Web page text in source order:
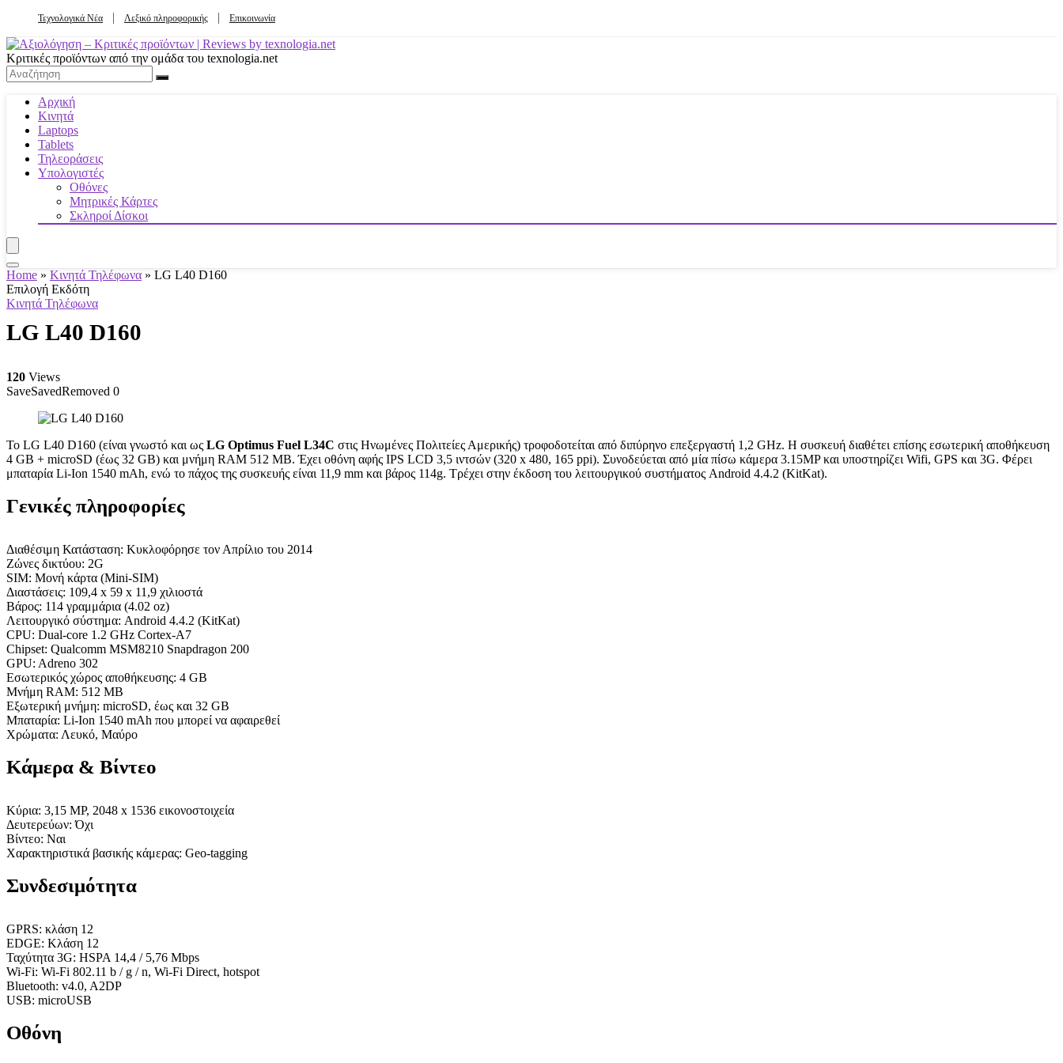
Τεχνολογικά Νέα Λεξικό πληροφορικής Επικοινωνία
Κριτικές προϊόντων από την ομάδα του texnologia.net
Αρχική
Κινητά
Laptops
Tablets
Τηλεοράσεις
Υπολογιστές
Οθόνες
Μητρικές Κάρτες
Σκληροί Δίσκοι
Home » Κινητά Τηλέφωνα » LG L40 D160
Επιλογή Εκδότη
Κινητά Τηλέφωνα
LG L40 D160
120 Views
SaveSavedRemoved 0
Το LG L40 D160 (είναι γνωστό και ως LG Optimus Fuel L34C στις Ηνωμένες Πολιτείες Αμερικής) τροφοδοτείται από διπύρηνο επεξεργαστή 1,2 GHz. Η συσκευή διαθέτει επίσης εσωτερική αποθήκευση
4 GB + microSD (έως 32 GB) και μνήμη RAM 512 MB. Έχει οθόνη αφής IPS LCD 3,5 ιντσών (320 x 480, 165 ppi). Συνοδεύεται από μία πίσω κάμερα 3.15MP και υποστηρίζει Wifi, GPS και 3G. Φέρει
μπαταρία Li-Ion 1540 mAh, ενώ το πάχος της συσκευής είναι 11,9 mm και βάρος 114g. Τρέχει στην έκδοση του λειτουργικού συστήματος Android 4.4.2 (KitKat).
Γενικές πληροφορίες
Διαθέσιμη Κατάσταση: Κυκλοφόρησε τον Απρίλιο του 2014
Ζώνες δικτύου: 2G
SIM: Μονή κάρτα (Mini-SIM)
Διαστάσεις: 109,4 x 59 x 11,9 χιλιοστά
Βάρος: 114 γραμμάρια (4.02 oz)
Λειτουργικό σύστημα: Android 4.4.2 (KitKat)
CPU: Dual-core 1.2 GHz Cortex-A7
Chipset: Qualcomm MSM8210 Snapdragon 200
GPU: Adreno 302
Εσωτερικός χώρος αποθήκευσης: 4 GB
Μνήμη RAM: 512 MB
Εξωτερική μνήμη: microSD, έως και 32 GB
Μπαταρία: Li-Ion 1540 mAh που μπορεί να αφαιρεθεί
Χρώματα: Λευκό, Μαύρο
Κάμερα & Βίντεο
Κύρια: 3,15 MP, 2048 x 1536 εικονοστοιχεία
Δευτερεύων: Όχι
Βίντεο: Ναι
Χαρακτηριστικά βασικής κάμερας: Geo-tagging
Συνδεσιμότητα
GPRS: κλάση 12
EDGE: Κλάση 12
Ταχύτητα 3G: HSPA 14,4 / 5,76 Mbps
Wi-Fi: Wi-Fi 802.11 b / g / n, Wi-Fi Direct, hotspot
Bluetooth: v4.0, A2DP
USB: microUSB
Οθόνη